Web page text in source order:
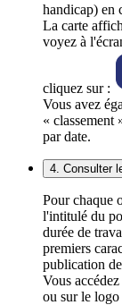
handicap) en
La carte
voyez à
cliquez sur :
Vous avez
« classement
par date.
4. Consulter
Pour chaque
l'intitulé du
durée de
premiers
publication
Vous
ou sur le logo